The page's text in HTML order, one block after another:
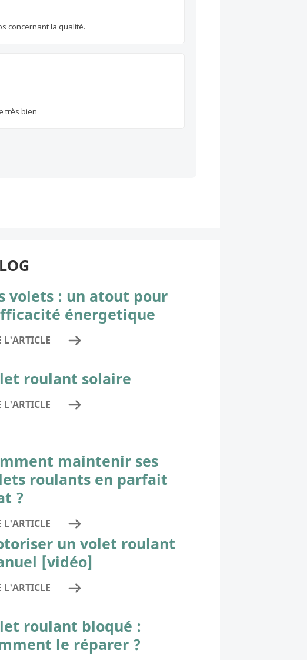
concernant la qualité.
très bien
volets : un atout pour
énergetique
L'ARTICLE
roulant solaire
L'ARTICLE
maintenir ses
roulants en parfait
?
L'ARTICLE
un volet roulant
[vidéo]
L'ARTICLE
roulant bloqué :
le réparer ?